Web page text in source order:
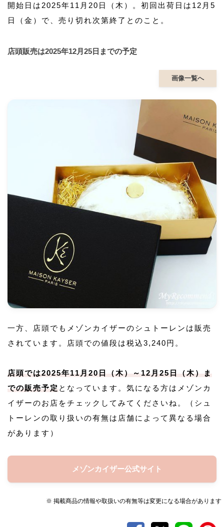
開始日は2025年11月20日（木）。初回出荷日は12月5
日（金）で、売り切れ次第終了とのこと。
店頭販売は2025年12月25日までの予定
画像一覧へ
一方、店頭でもメゾンカイザーのシュトーレンは販売
されています。店頭での値段は税込3,240円。
店頭では2025年11月20日（木）～12月25日（木）ま
での販売予定 となっています。気になる方はメゾンカ
イザーのお店をチェックしてみてくださいね。（シュ
トーレンの取り扱いの有無は店舗によって異なる場合
があります）
メゾンカイザー公式サイト
※ 掲載商品の情報や取扱いの有無等は変更になる場合があります